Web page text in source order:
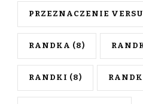
PRZEZNACZENIE
RANDKA (8)
RANDKI (8)